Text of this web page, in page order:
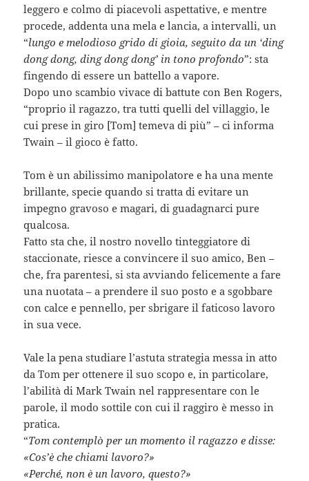
leggero e colmo di piacevoli aspettative, e mentre
procede, addenta una mela e lancia, a intervalli, un
“lungo e melodioso grido di gioia, seguito da un ‘ding
dong dong, ding dong dong’ in tono profondo”: sta
fingendo di essere un battello a vapore.
Dopo uno scambio vivace di battute con Ben Rogers,
“proprio il ragazzo, tra tutti quelli del villaggio, le
cui prese in giro [Tom] temeva di più” – ci informa
Twain – il gioco è fatto.
Tom è un abilissimo manipolatore e ha una mente
brillante, specie quando si tratta di evitare un
impegno gravoso e magari, di guadagnarci pure
qualcosa.
Fatto sta che, il nostro novello tinteggiatore di
staccionate, riesce a convincere il suo amico, Ben –
che, fra parentesi, si sta avviando felicemente a fare
una nuotata – a prendere il suo posto e a sgobbare
con calce e pennello, per sbrigare il faticoso lavoro
in sua vece.
Vale la pena studiare l’astuta strategia messa in atto
da Tom per ottenere il suo scopo e, in particolare,
l’abilità di Mark Twain nel rappresentare con le
parole, il modo sottile con cui il raggiro è messo in
pratica.
“Tom contemplò per un momento il ragazzo e disse:
«Cos’è che chiami lavoro?»
«Perché, non è un lavoro, questo?»